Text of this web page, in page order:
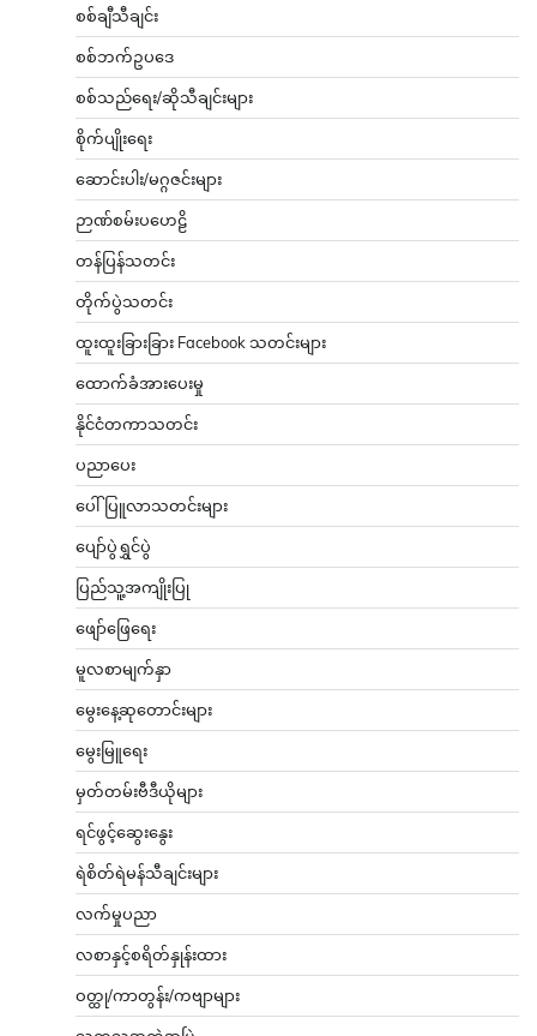
စစ်ချီသီချင်း
စစ်ဘက်ဥပဒေ
စစ်သည်ရေး/ဆိုသီချင်းများ
စိုက်ပျိုးရေး
ဆောင်းပါး/မဂ္ဂဇင်းများ
ဉာဏ်စမ်းပဟေဠိ
တန်ပြန်သတင်း
တိုက်ပွဲသတင်း
ထူးထူးခြားခြား Facebook သတင်းများ
ထောက်ခံအားပေးမှု
နိုင်ငံတကာသတင်း
ပညာပေး
ပေါ်ပြူလာသတင်းများ
ပျော်ပွဲရွှင်ပွဲ
ပြည်သူ့အကျိုးပြု
ဖျော်ဖြေရေး
မူလစာမျက်နှာ
မွေးနေ့ဆုတောင်းများ
မွေးမြူရေး
မှတ်တမ်းဗီဒီယိုများ
ရင်ဖွင့်ဆွေးနွေး
ရဲစိတ်ရဲမန်သီချင်းများ
လက်မှုပညာ
လစာနှင့်စရိတ်နှုန်းထား
ဝတ္ထု/ကာတွန်း/ကဗျာများ